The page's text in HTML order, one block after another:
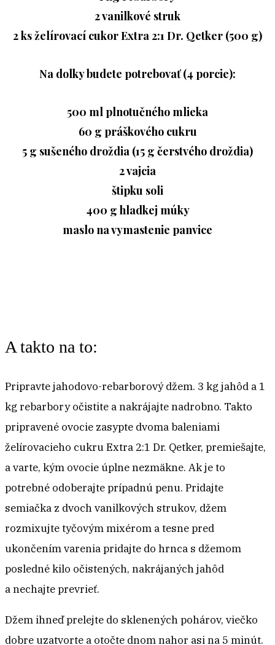
2 vanilkové struk
2 ks želírovací cukor Extra 2:1 Dr. Qetker (500 g)
Na dolky budete potrebovať (4 porcie):
500 ml plnotučného mlieka
60 g práškového cukru
5 g sušeného droždia (15 g čerstvého droždia)
2 vajcia
štipku soli
400 g hladkej múky
maslo na vymastenie panvice
A takto na to:
Pripravte jahodovo-rebarborový džem. 3 kg jahôd a 1
kg rebarbory očistite a nakrájajte nadrobno. Takto
pripravené ovocie zasypte dvoma baleniami
želírovacieho cukru Extra 2:1 Dr. Qetker, premiešajte,
a varte, kým ovocie úplne nezmäkne. Ak je to
potrebné odoberajte prípadnú penu. Pridajte
semiačka z dvoch vanilkových strukov, džem
rozmixujte tyčovým mixérom a tesne pred
ukončením varenia pridajte do hrnca s džemom
posledné kilo očistených, nakrájaných jahôd
a nechajte prevrieť.
Džem ihneď prelejte do sklenených pohárov, viečko
dobre uzatvorte a otočte dnom nahor asi na 5 minút.